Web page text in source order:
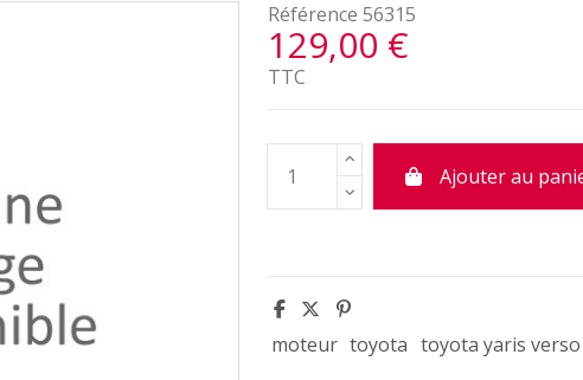
Référence 56315
129,00 €
TTC
Ajouter au
moteur toyota toyota yaris verso